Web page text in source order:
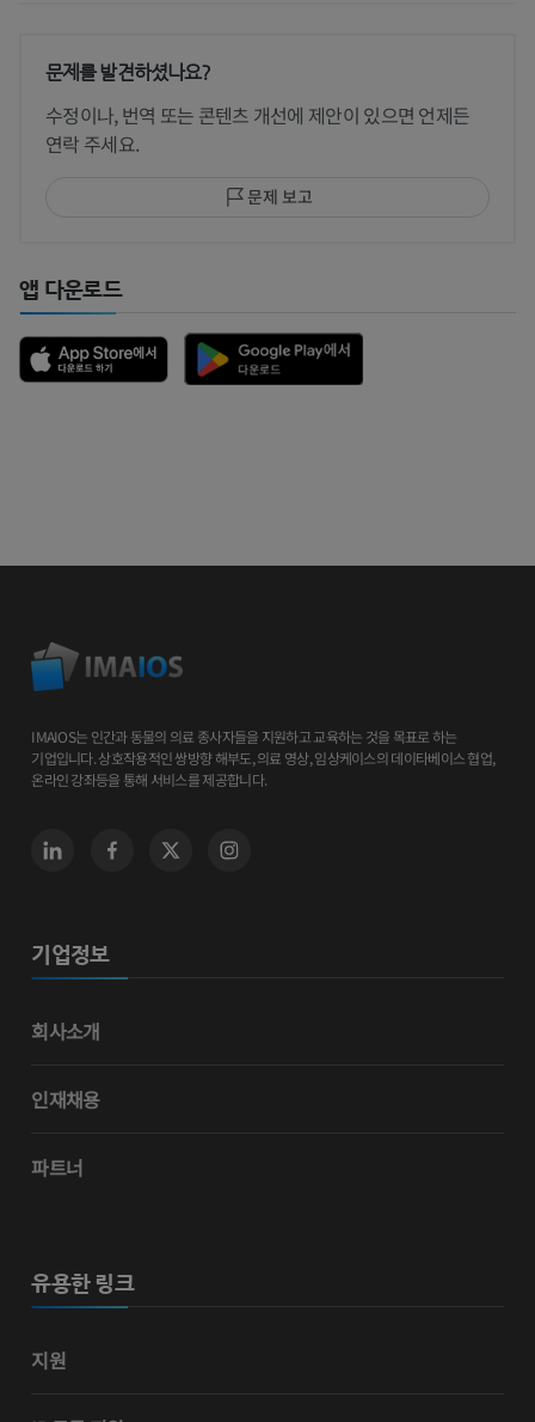
문제를 발견하셨나요?
수정이나, 번역 또는 콘텐츠 개선에 제안이 있으면 언제든
연락 주세요.
문제 보고
앱 다운로드
IMAIOS는 인간과 동물의 의료 종사자들을 지원하고 교육하는 것을 목표로 하는
기업입니다. 상호작용적인 쌍방향 해부도, 의료 영상, 임상케이스의 데이타베이스 협업,
온라인 강좌등을 통해 서비스를 제공합니다.
기업정보
회사소개
인재채용
파트너
유용한 링크
지원